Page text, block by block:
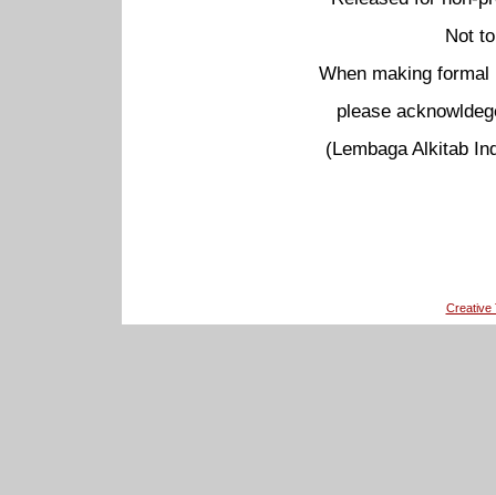
Not
When making
please
(Lembaga Alkitab
Creative